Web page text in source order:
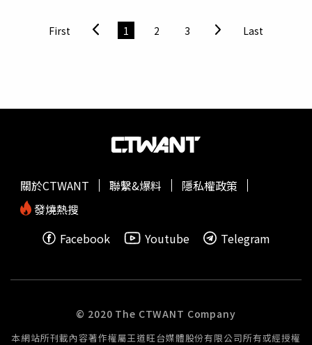
認為崔末子缺乏自衛證據，但她堅持不放棄，最終於2024
年12月獲最高法院批准重啟案件。首場庭訊中，檢方向當事
了！」、「崔末子成功了」等標語。律師金秀貞表示，先前
計畫對國家提起民事訴訟要求賠償。韓國婦女熱線（Korea
Women's Hotline）認為，此判決將為性暴力受害者爭取司
衛行為將被理解為正當行為，受害者的聲音將被重視。」據
悉，南韓過去至少還有2起類似案件，分別發生在1988年和
First 1 2 3 Last
關於CTWANT 聯繫&爆料
隱私權政策
發燒熱搜
Facebook
Youtube Telegram
© 2020 The CTWANT Company
本網站所刊載內容著作權屬王道旺台媒體股份有限公司所有或經授權